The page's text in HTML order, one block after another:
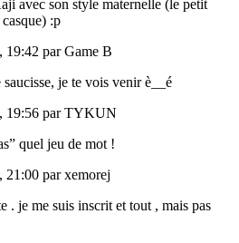
avec son style maternelle (le petit
:p
19:42 par Game B
saucisse, je te vois venir è__é
19:56 par TYKUN
quel jeu de mot !
21:00 par xemorej
. je me suis inscrit et tout , mais pas